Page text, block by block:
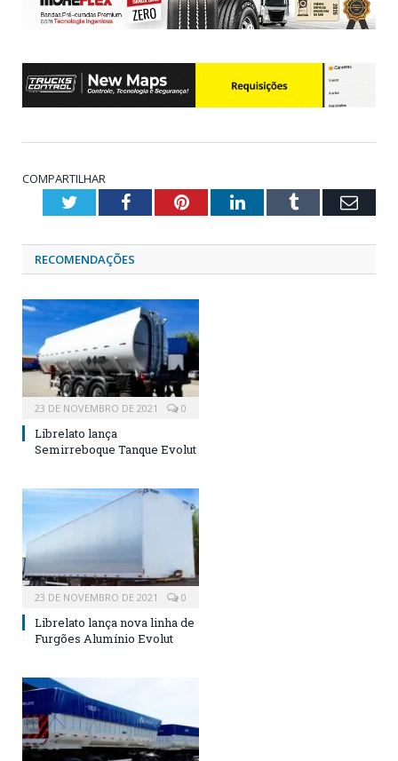
COMPARTILHAR
TwitterFacebookPinterestLinkedInTumblr
RECOMENDAÇÕES
23 DE NOVEMBRO DE 2021 0
Librelato lança
Semirreboque Tanque Evolut
23 DE NOVEMBRO DE 2021 0
Librelato lança nova linha de
Furgões Alumínio Evolut